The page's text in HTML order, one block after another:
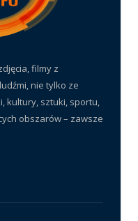
filmy z
nie tylko ze
kultury, sztuki, sportu,
obszarów – zawsze